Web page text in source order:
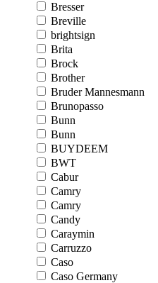
Bresser
Breville
brightsign
Brita
Brock
Brother
Bruder Mannesmann
Brunopasso
Bunn
Bunn
BUYDEEM
BWT
Cabur
Camry
Camry
Candy
Caraymin
Carruzzo
Caso
Caso Germany